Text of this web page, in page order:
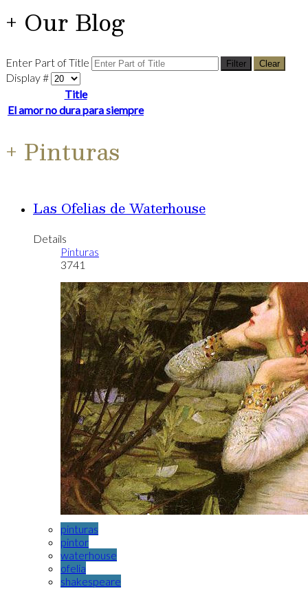
+ Our Blog
Enter Part of Title Filter Clear
Display #
Title
El amor no dura para siempre
+ Pinturas
Las Ofelias de Waterhouse
Details
Pinturas
3741
pinturas
pintor
waterhouse
ofelia
shakespeare